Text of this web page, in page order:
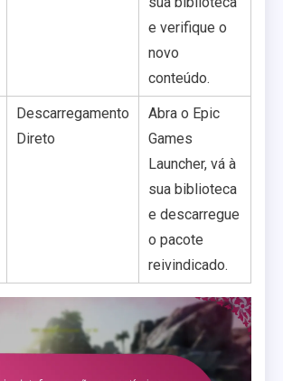
e verifique o
novo
conteúdo.
Descarregamento
Direto
Abra o Epic
Games
Launcher, vá à
sua biblioteca
e descarregue
o pacote
reivindicado.